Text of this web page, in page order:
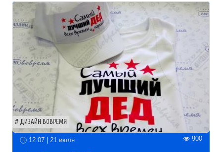
ДИЗАЙН ВОВРЕМЯ
12:07 | 21 июля 900